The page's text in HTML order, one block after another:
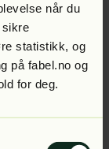
når du
sikre
statistikk, og
på fabel.no og
for deg.